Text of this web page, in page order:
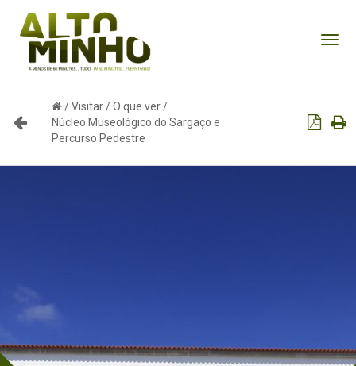
/Visitar/O que ver/
Núcleo Museológico do Sargaço e
Percurso Pedestre